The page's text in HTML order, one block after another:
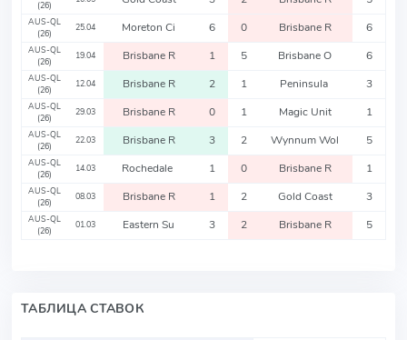
(26)
AUS-QL
(26)
25.04 Moreton Ci 6 0 Brisbane R 6
AUS-QL
(26)
19.04 Brisbane R 1 5 Brisbane O 6
AUS-QL
(26)
12.04 Brisbane R 2 1 Peninsula 3
AUS-QL
(26)
29.03 Brisbane R 0 1 Magic Unit 1
AUS-QL
(26)
22.03 Brisbane R 3 2 Wynnum Wol 5
AUS-QL
(26)
14.03 Rochedale 1 0 Brisbane R 1
AUS-QL
(26)
08.03 Brisbane R 1 2 Gold Coast 3
AUS-QL
(26)
01.03 Eastern Su 3 2 Brisbane R 5
ТАБЛИЦА СТАВОК